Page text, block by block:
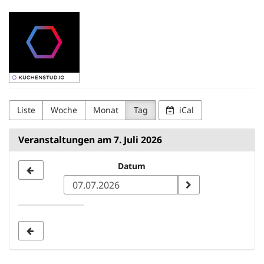
Zum
Inhalt
springen
Kuechenstud.io
Liste Woche Monat Tag iCal
Veranstaltungen am 7. Juli 2026
zur
Anzeige
Datum